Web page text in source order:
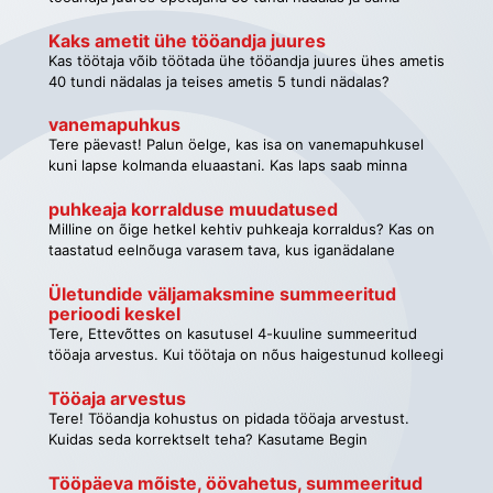
üksus) üle 12h töögraafikule. Kas see on võimalik
ühepoolselt või siis ikka ainult poolte kokkuleppel, ja kui
töötaja nõus ei ole ja muud tööd ei ole, siis on
Kaks ametit ühe tööandja juures
Kas töötaja võib töötada ühe tööandja juures ühes ametis
40 tundi nädalas ja teises ametis 5 tundi nädalas?
vanemapuhkus
Tere päevast! Palun öelge, kas isa on vanemapuhkusel
kuni lapse kolmanda eluaastani. Kas laps saab minna
ikkagi vanemapuhkusel kuni lapse kolmeaastaseks
saamiseni?
puhkeaja korralduse muudatused
Milline on õige hetkel kehtiv puhkeaja korraldus? Kas on
taastatud eelnõuga varasem tava, kus iganädalane
tööaja arvestuse korral esmaspäevast reedeni tuleb
töötajale tagada 48 tundi järjestikkust puhkeaega ning
summeeritud tööaja arvestuse korral 36 tundi.
Ületundide väljamaksmine summeeritud
perioodi keskel
Tere, Ettevõttes on kasutusel 4-kuuline summeeritud
tööaja arvestus. Kui töötaja on nõus haigestunud kolleegi
töötasuga maksnud talle välja need nn. asendustunnid
1,5 kordelt. Ehk, näiteks kui töötaja tegi 12-tunnise
lisavahetuse, siis perioodi keskel makstakse talle kuupalk
summeeritud tundide arvestuses ei arvestata. Kas nii
Tööaja arvestus
Tere! Tööandja kohustus on pidada tööaja arvestust.
Kuidas seda korrektselt teha? Kasutame Begin
tööaja raporti, milles on kirjas normtunnid, tehtud tunnid
Tööpäeva mõiste, öövahetus, summeeritud